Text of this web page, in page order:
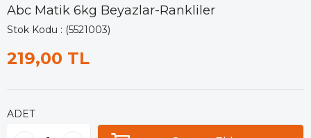
Abc Matik 6kg Beyazlar-Rankliler
Stok Kodu (5521003)
219,00 TL
ADET